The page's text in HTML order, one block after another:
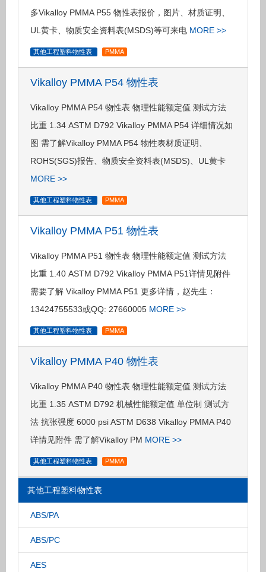
多Vikalloy PMMA P55 物性表报价，图片、材质证明、
UL黄卡、物质安全资料表(MSDS)等可来电 MORE >>
其他工程塑料物性表 PMMA
Vikalloy PMMA P54 物性表
Vikalloy PMMA P54 物性表 物理性能额定值 测试方法
比重 1.34 ASTM D792 Vikalloy PMMA P54 详细情况如
图 需了解Vikalloy PMMA P54 物性表材质证明、
ROHS(SGS)报告、物质安全资料表(MSDS)、UL黄卡
MORE >>
其他工程塑料物性表 PMMA
Vikalloy PMMA P51 物性表
Vikalloy PMMA P51 物性表 物理性能额定值 测试方法
比重 1.40 ASTM D792 Vikalloy PMMA P51详情见附件
需要了解 Vikalloy PMMA P51 更多详情，赵先生：
13424755533或QQ: 27660005 MORE >>
其他工程塑料物性表 PMMA
Vikalloy PMMA P40 物性表
Vikalloy PMMA P40 物性表 物理性能额定值 测试方法
比重 1.35 ASTM D792 机械性能额定值 单位制 测试方
法 抗张强度 6000 psi ASTM D638 Vikalloy PMMA P40
详情见附件 需了解Vikalloy PM MORE >>
其他工程塑料物性表 PMMA
其他工程塑料物性表
ABS/PA
ABS/PC
AES